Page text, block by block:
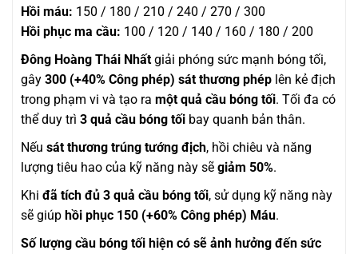
Hồi máu: 150 / 180 / 210 / 240 / 270 / 300
Hồi phục ma cầu: 100 / 120 / 140 / 160 / 180 / 200
Đông Hoàng Thái Nhất giải phóng sức mạnh bóng tối,
gây 300 (+40% Công phép) sát thương phép lên kẻ địch
trong phạm vi và tạo ra một quả cầu bóng tối. Tối đa có
thể duy trì 3 quả cầu bóng tối bay quanh bản thân.
Nếu sát thương trúng tướng địch, hồi chiêu và năng
lượng tiêu hao của kỹ năng này sẽ giảm 50%.
Khi đã tích đủ 3 quả cầu bóng tối, sử dụng kỹ năng này
sẽ giúp hồi phục 150 (+60% Công phép) Máu.
Số lượng cầu bóng tối hiện có sẽ ảnh hưởng đến sức